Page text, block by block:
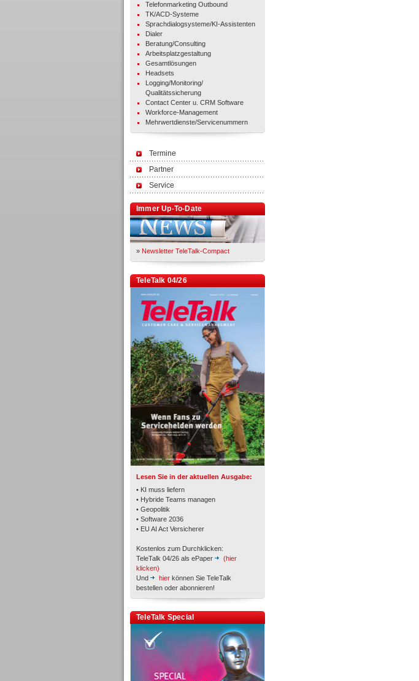
Telefonmarketing Outbound
TK/ACD-Systeme
Sprachdialogsysteme/KI-Assistenten
Dialer
Beratung/Consulting
Arbeitsplatzgestaltung
Gesamtlösungen
Headsets
Logging/Monitoring/
Qualitätssicherung
Contact Center u. CRM Software
Workforce-Management
Mehrwertdienste/Servicenummern
Termine
Partner
Service
Immer Up-To-Date
» Newsletter TeleTalk-Compact
TeleTalk 04/26
Lesen Sie in der aktuellen Ausgabe:
• KI muss liefern
• Hybride Teams managen
• Geopolitik
• Software 2036
• EU AI Act Versicherer
Kostenlos zum Durchklicken:
TeleTalk 04/26 als ePaper
(hier
klicken)
Und
hier können Sie TeleTalk
bestellen oder abonnieren!
TeleTalk Special
TK- und ACD-Systeme
Workforce-Management